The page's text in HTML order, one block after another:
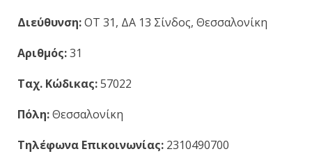
Διεύθυνση:ΟΤ 31, ΔΑ 13 Σίνδος, Θεσσαλονίκη
Αριθμός:31
Ταχ. Κώδικας:57022
Πόλη:Θεσσαλονίκη
Τηλέφωνα Επικοινωνίας: 2310490700